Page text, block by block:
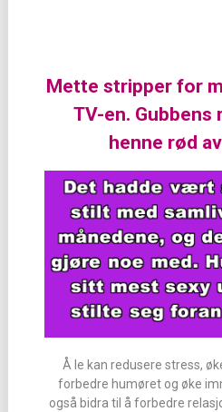
Mette stripper for
TV-en.
henne rød
Å le kan redusere stress,
forbedre humøret og øke
også bidra til å forbedre